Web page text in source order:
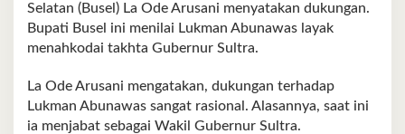
Selatan (Busel) La Ode Arusani menyatakan dukungan.
Bupati Busel ini menilai Lukman Abunawas layak
menahkodai takhta Gubernur Sultra.
La Ode Arusani mengatakan, dukungan terhadap
Lukman Abunawas sangat rasional. Alasannya, saat ini
ia menjabat sebagai Wakil Gubernur Sultra.